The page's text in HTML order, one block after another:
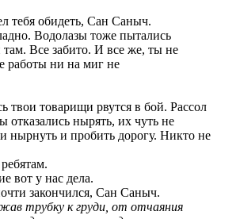
тебя обидеть, Сан Саныч.
Водолазы тоже пытались
там. Все забито. И все же, ты не
работы ни на миг не
твои товарищи рвутся в бой. Рассол
отказались нырять, их чуть не
нырнуть и пробить дорогу. Никто не
вот у нас дела.
закончился, Сан Саныч.
трубку к груди, от отчаяния